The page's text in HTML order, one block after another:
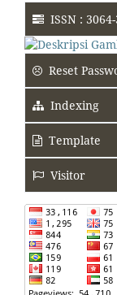
ISSN :
Reset
Indexing
Template
Visitor